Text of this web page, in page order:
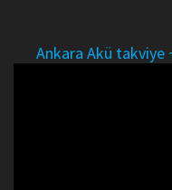
Ankara Akü takviye